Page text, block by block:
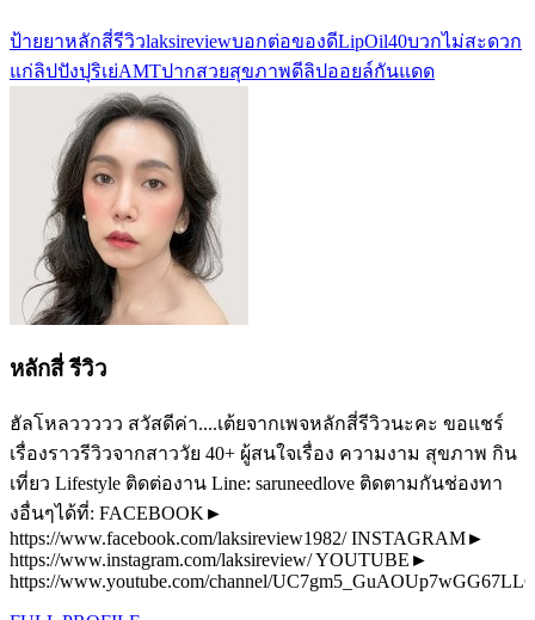
ป้ายยาหลักสี่รีวิวlaksireviewบอกต่อของดีLipOil40บวกไม่สะดวก
แก่ลิปปังปุริเย่AMTปากสวยสุขภาพดีลิปออยล์กันแดด
หลักสี่ รีวิว
ฮัลโหลววววว สวัสดีค่า....เต้ยจากเพจหลักสี่รีวิวนะคะ ขอแชร์
เรื่องราวรีวิวจากสาววัย 40+ ผู้สนใจเรื่อง ความงาม สุขภาพ กิน
เที่ยว Lifestyle ติดต่องาน Line: saruneedlove ติดตามกันช่องทา
งอื่นๆได้ที่: FACEBOOK►
https://www.facebook.com/laksireview1982/ INSTAGRAM►
https://www.instagram.com/laksireview/ YOUTUBE►
https://www.youtube.com/channel/